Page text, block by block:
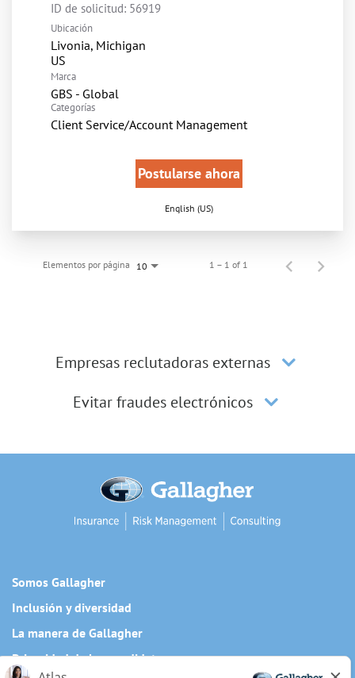
ID de solicitud: 56919
Ubicación
Livonia, Michigan
Marca
GBS - Global
Categorías
Client Service/Account Management
Postularse ahora
English (US)
Elementos por página 10 1 – 1 of 1
Empresas reclutadoras externas
Evitar fraudes electrónicos
Somos Gallagher
Inclusión y diversidad
La manera de Gallagher
Privacidad de los candidatos